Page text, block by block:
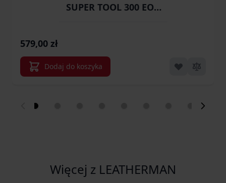
SUPER TOOL 300 EOD
579,00 zł
Dodaj do koszyka
Więcej z LEATHERMAN